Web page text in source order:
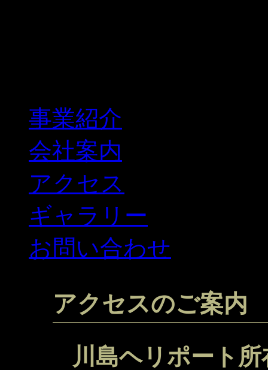
事業紹介
会社案内
アクセス
ギャラリー
お問い合わせ
アクセスのご案内
川島ヘリポート